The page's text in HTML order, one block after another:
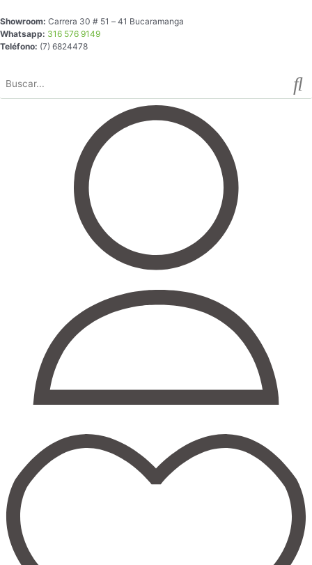
al
contenido
Showroom: Carrera 30 # 51 – 41 Bucaramanga
Whatsapp: 316 576 9149
Teléfono: (7) 6824478